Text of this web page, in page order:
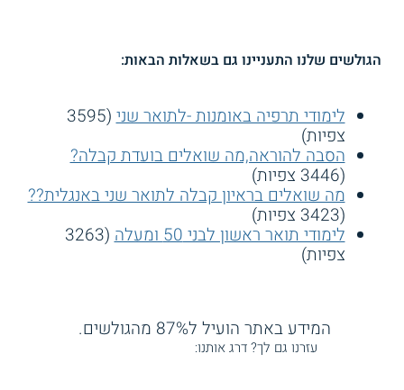
הגולשים שלנו התעניינו גם בשאלות הבאות:
לימודי תרפיה באומנות -לתואר שני (3595
צפיות)
הסבה להוראה,מה שואלים בועדת קבלה?
(3446 צפיות)
מה שואלים בראיון קבלה לתואר שני באנגלית??
(3423 צפיות)
לימודי תואר ראשון לבני 50 ומעלה (3263
צפיות)
המידע באתר הועיל ל87% מהגולשים.
עזרנו גם לך? דרג אותנו: